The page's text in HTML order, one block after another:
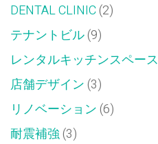
DENTAL CLINIC(2)
テナントビル(9)
レンタルキッチンスペース
店舗デザイン(3)
リノベーション(6)
耐震補強(3)